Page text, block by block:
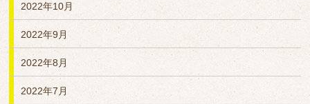
2022年10月
2022年9月
2022年8月
2022年7月